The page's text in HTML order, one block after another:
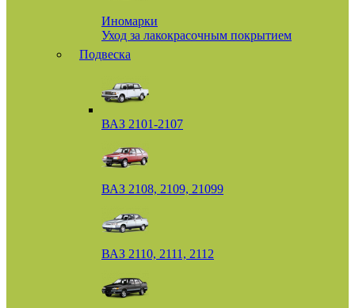
Иномарки
Уход за лакокрасочным покрытием
Подвеска
ВАЗ 2101-2107
ВАЗ 2108, 2109, 21099
ВАЗ 2110, 2111, 2112